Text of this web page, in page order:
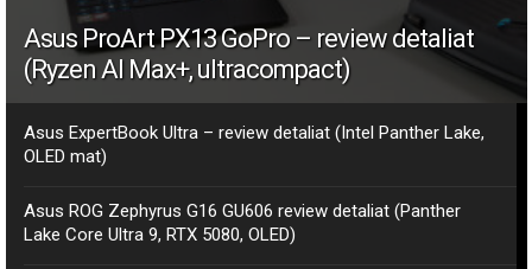
Asus ProArt PX13 GoPro – review detaliat
(Ryzen AI Max+, ultracompact)
Asus ExpertBook Ultra – review detaliat (Intel Panther Lake,
OLED mat)
Asus ROG Zephyrus G16 GU606 review detaliat (Panther
Lake Core Ultra 9, RTX 5080, OLED)